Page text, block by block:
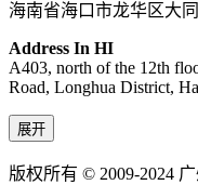
海南省海口市龙华区大
Address In HI
A403, north of the 12th
Road, Longhua District,
展开
版权所有 © 2009-2024